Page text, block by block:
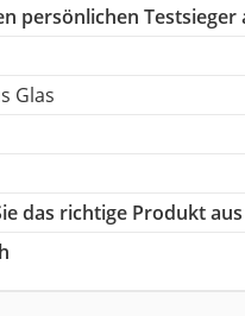
persönlichen Testsieger
Glas
das richtige Produkt